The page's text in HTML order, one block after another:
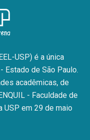
USP) é a única
Estado de São Paulo.
acadêmicas, de
- Faculdade de
USP em 29 de maio